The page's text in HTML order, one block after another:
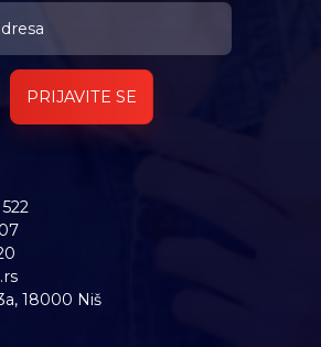
PRIJAVITE SE
18000 Niš